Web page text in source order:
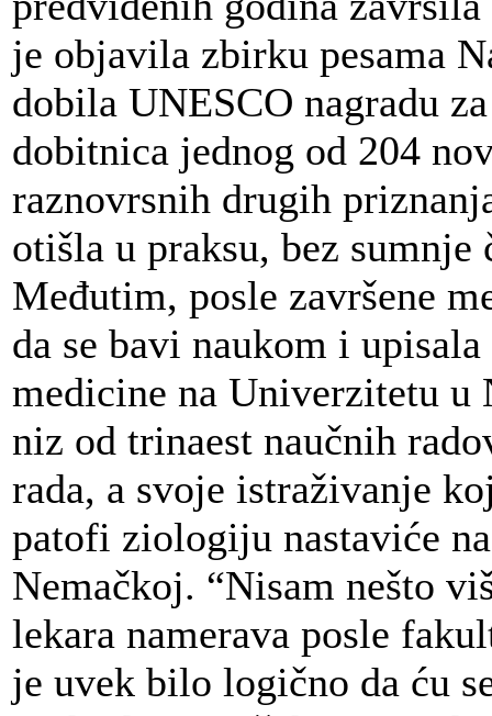
je objavila zbirku pesama
dobila UNESCO nagradu
dobitnica jednog od 204
raznovrsnih drugih
otišla u praksu, bez
Međutim, posle završene
da se bavi naukom i
medicine na Univerzitetu u
niz od trinaest naučnih
rada, a svoje istraživanje
patofi ziologiju nastaviće
Nemačkoj. “Nisam nešto
lekara namerava posle
je uvek bilo logično da ću